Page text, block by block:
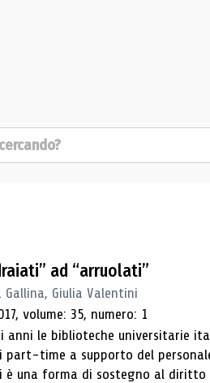
ad “arruolati”
Gallina, Giulia Valentini
volume: 35, numero: 1
anni le biblioteche universitarie
part-time a supporto del
è una forma di sostegno al diritto